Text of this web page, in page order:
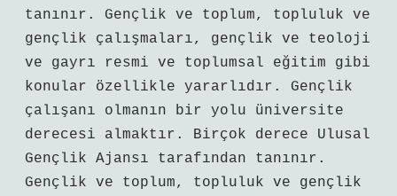
tanınır. Gençlik ve toplum, topluluk ve
gençlik çalışmaları, gençlik ve teoloji
ve gayrı resmi ve toplumsal eğitim gibi
konular özellikle yararlıdır. Gençlik
çalışanı olmanın bir yolu üniversite
derecesi almaktır. Birçok derece Ulusal
Gençlik Ajansı tarafından tanınır.
Gençlik ve toplum, topluluk ve gençlik